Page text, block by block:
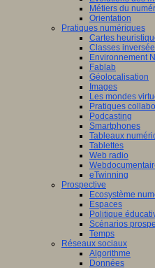
Métiers du
Orientation
Pratiques numériques
Cartes
Classes
Environnement
Fablab
Géolocalisation
Images
Les mondes
Pratiques
Podcasting
Smartphones
Tableaux
Tablettes
Web radio
eTwinning
Prospective
Ecosystème
Espaces
Politique
Scénarios
Temps
Réseaux sociaux
Algorithme
Données